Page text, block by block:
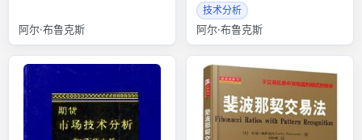
阿尔·布鲁克斯
技术分析
阿尔·布鲁克斯